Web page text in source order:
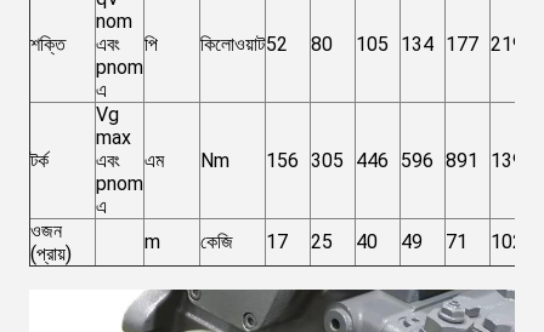
শক্তি
nom
এবং
pnom
এ
পি কিলোওয়াট52 80 105 134 177 219
টর্ক
Vg
max
এবং
pnom
এ
এম Nm 156 305 446 596 891 1391
ওজন
(প্রায়)
m কেজি 17 25 40 49 71 102